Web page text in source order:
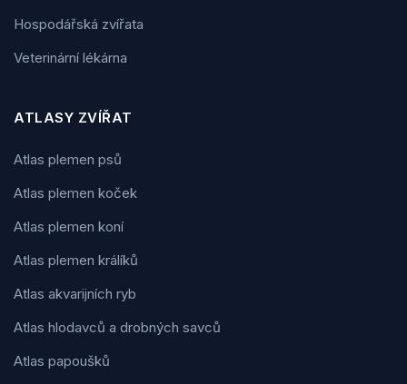
Hospodářská zvířata
Veterinární lékárna
ATLASY ZVÍŘAT
Atlas plemen psů
Atlas plemen koček
Atlas plemen koní
Atlas plemen králíků
Atlas akvarijních ryb
Atlas hlodavců a drobných savců
Atlas papoušků